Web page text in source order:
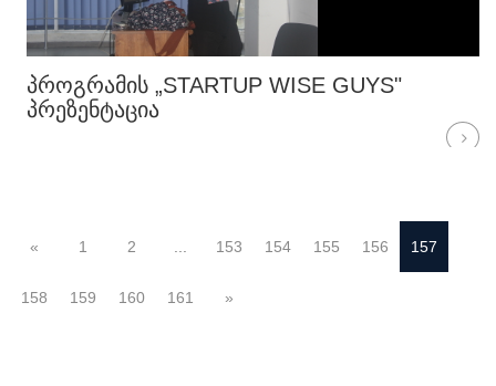
ᲞᲠᲝᲒᲠᲐᲛᲘᲡ „STARTUP WISE GUYS"
ᲞᲠᲔᲖᲔᲜᲢᲐᲪᲘᲐ
« 1 2 153 154 155 156 157
158 159 160 161 »